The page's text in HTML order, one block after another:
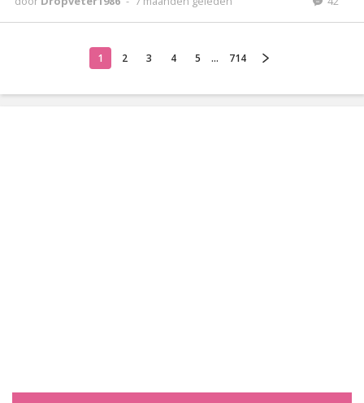
1 2 3 4 5 ... 714